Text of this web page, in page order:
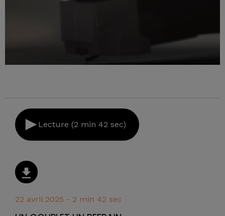
Lecture (2 min 42 sec)
22 avril 2025 - 2 min 42 sec